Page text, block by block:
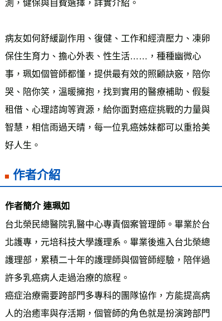
測，健保與自費選擇，詳實介紹。
病友如何舒緩副作用、復健、工作和經濟壓力、凍卵
保住生育力、擔心外表、性生活……，種種幽微心
事，珮如個管師都懂，提供最有效的照顧訣竅，陪你
哭、陪你笑，溫暖擁抱，找到實用的醫療補助、假髮
租借、心理諮詢等資源，給你面對癌症挑戰的力量與
智慧，相信雨過天晴，每一位乳癌姊妹都可以重拾美
好人生。
作者介紹
作者簡介 連珮如
台北榮民總醫院乳醫中心專責個案管理師。畢業於台
北護專，元培科技大學護理系。畢業後進入台北榮總
護理部，累積二十年的護理師與個管師經驗，陪伴過
許多乳癌病人走過治療的旅程。
癌症治療需要跨部門多專科的團隊協作，方能提高病
人的治癒率與存活期，個管師的角色就是扮演跨部門